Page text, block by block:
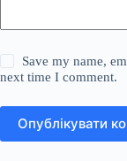
Save my name,
next time I comment.
Опублікувати